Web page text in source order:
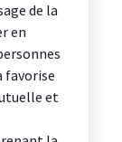
de la
en
favorise
et